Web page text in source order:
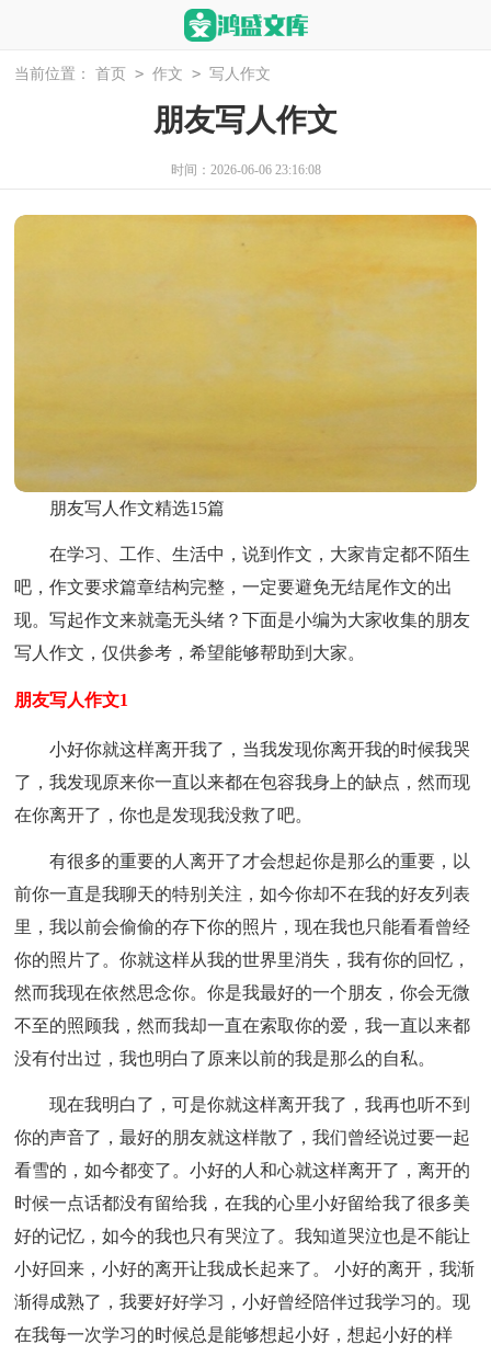
当前位置： 首页 > 作文 > 写人作文
朋友写人作文
时间：2026-06-06 23:16:08
朋友写人作文精选15篇
在学习、工作、生活中，说到作文，大家肯定都不陌生
吧，作文要求篇章结构完整，一定要避免无结尾作文的出
现。写起作文来就毫无头绪？下面是小编为大家收集的朋友
写人作文，仅供参考，希望能够帮助到大家。
朋友写人作文1
小好你就这样离开我了，当我发现你离开我的时候我哭
了，我发现原来你一直以来都在包容我身上的缺点，然而现
在你离开了，你也是发现我没救了吧。
有很多的重要的人离开了才会想起你是那么的重要，以
前你一直是我聊天的特别关注，如今你却不在我的好友列表
里，我以前会偷偷的存下你的照片，现在我也只能看看曾经
你的照片了。你就这样从我的世界里消失，我有你的回忆，
然而我现在依然思念你。你是我最好的一个朋友，你会无微
不至的照顾我，然而我却一直在索取你的爱，我一直以来都
没有付出过，我也明白了原来以前的我是那么的自私。
现在我明白了，可是你就这样离开我了，我再也听不到
你的声音了，最好的朋友就这样散了，我们曾经说过要一起
看雪的，如今都变了。小好的人和心就这样离开了，离开的
时候一点话都没有留给我，在我的心里小好留给我了很多美
好的记忆，如今的我也只有哭泣了。我知道哭泣也是不能让
小好回来，小好的离开让我成长起来了。 小好的离开，我渐
渐得成熟了，我要好好学习，小好曾经陪伴过我学习的。现
在我每一次学习的时候总是能够想起小好，想起小好的样